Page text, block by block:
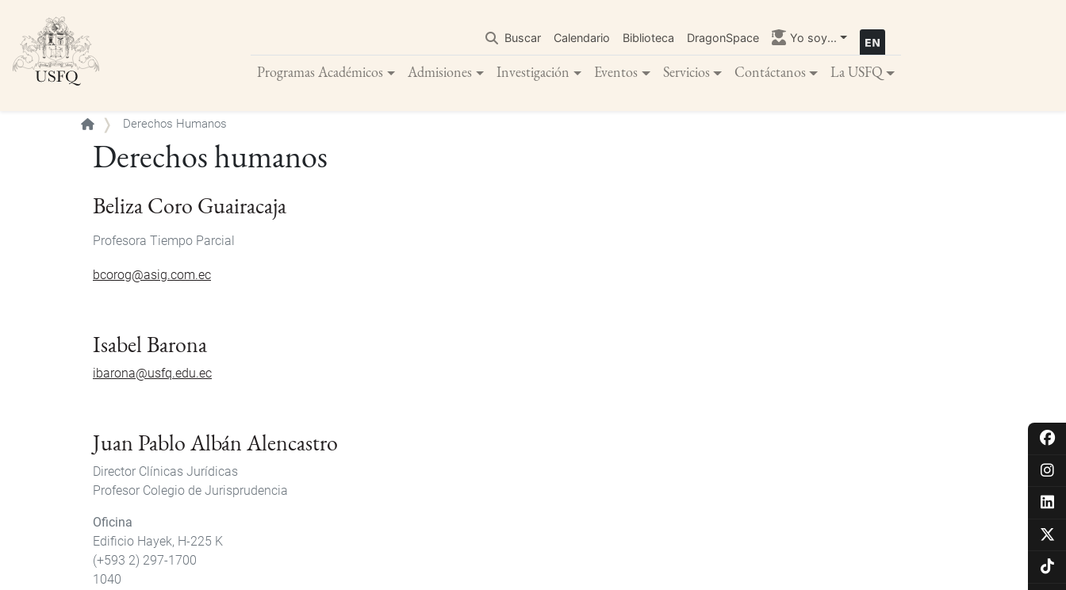
contenido
principal
Buscar Calendario Biblioteca DragonSpace Yo soy...
Programas Académicos Admisiones Investigación Eventos Servicios Contáctanos La USFQ
Buscar
Derechos Humanos
Derechos humanos
Beliza Coro Guairacaja
Profesora Tiempo Parcial
bcorog@asig.com.ec
Isabel Barona
ibarona@usfq.edu.ec
Juan Pablo Albán Alencastro
Director Clínicas Jurídicas
Profesor Colegio de Jurisprudencia
Oficina
Edificio Hayek, H-225 K
(+593 2) 297-1700
1040